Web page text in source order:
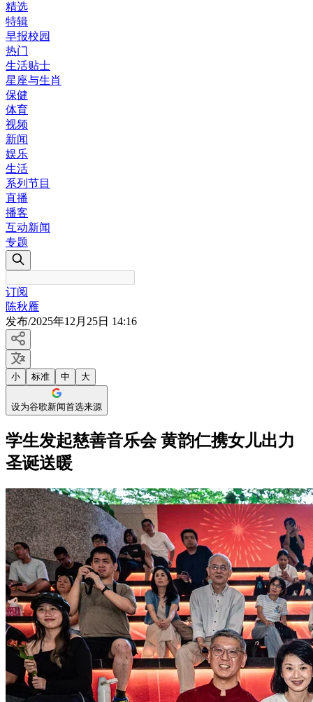
精选
特辑
早报校园
热门
生活贴士
星座与生肖
保健
体育
视频
新闻
娱乐
生活
系列节目
直播
播客
互动新闻
专题
订阅
陈秋雁
发布/2025年12月25日 14:16
小 标准 中 大
设为谷歌新闻首选来源
学生发起慈善音乐会 黄韵仁携女儿出力
圣诞送暖